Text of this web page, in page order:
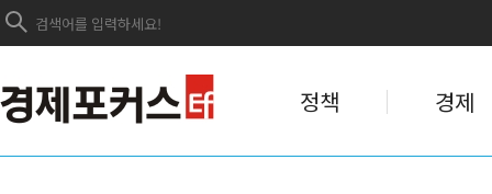
정책 경제